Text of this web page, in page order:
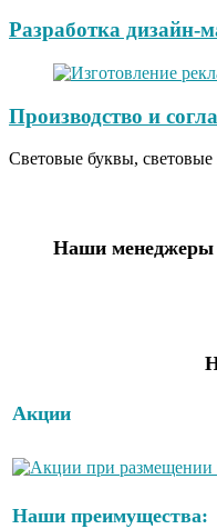
Разработка дизайн-
Производство и
Световые буквы,
Наши менеджеры
Акции
Наши преимущества: